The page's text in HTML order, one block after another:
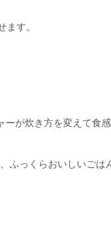
す。
が炊き方を変えて食感
っくらおいしいごは